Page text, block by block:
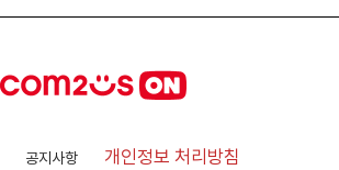
공지사항 개인정보 처리방침